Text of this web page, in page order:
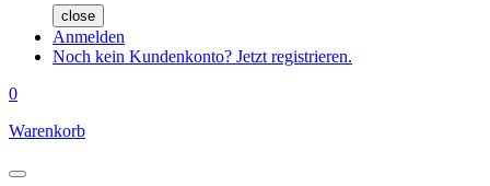
close
Anmelden
Noch kein Kundenkonto? Jetzt registrieren.
0
Warenkorb